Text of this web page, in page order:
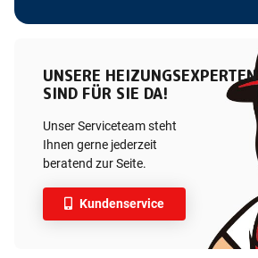
UNSERE HEIZUNGSEXPERTEN
SIND FÜR SIE DA!
Unser Serviceteam steht
Ihnen gerne jederzeit
beratend zur Seite.
Kundenservice